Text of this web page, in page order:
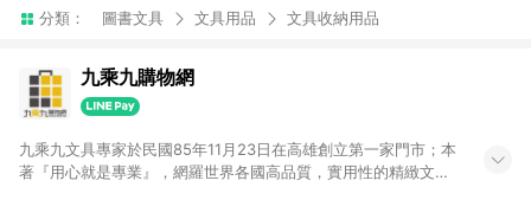
分類： 圖書文具 文具用品 文具收納用品
九乘九購物網
九乘九文具專家於民國85年11月23日在高雄創立第一家門市；本
著『用心就是專業』，網羅世界各國高品質，實用性的精緻文具